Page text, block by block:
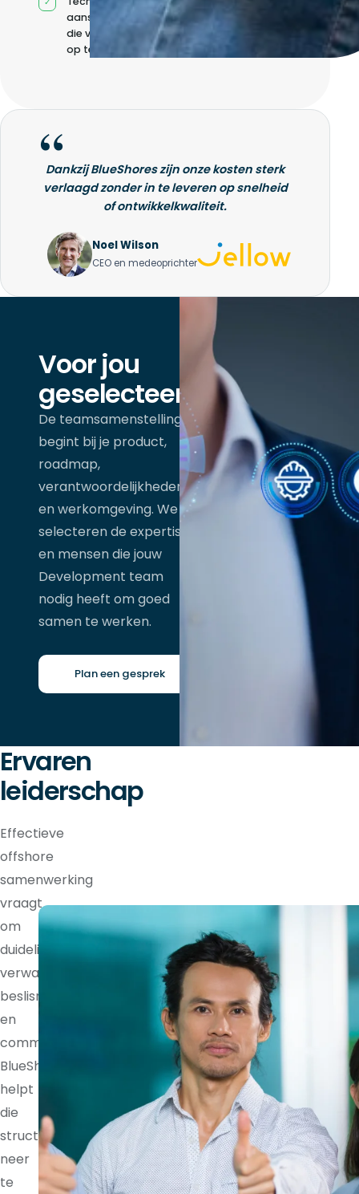
aansturing zonder
die volledig intern
op te bouwen
Dankzij BlueShores zijn onze kosten sterk
verlaagd zonder in te leveren op snelheid
of ontwikkelkwaliteit.
Noel Wilson
CEO en medeoprichter
Voor jou
geselecteerd
De teamsamenstelling
begint bij je product,
roadmap,
verantwoordelijkheden
en werkomgeving. We
selecteren de expertise
en mensen die jouw
Development team
nodig heeft om goed
samen te werken.
Plan een gesprek
Ervaren
leiderschap
Effectieve
offshore
samenwerking
vraagt
om
duidelijke
verwachtingen,
beslisrechten
en
communicatieritmes.
BlueShores
helpt
die
structuur
neer
te